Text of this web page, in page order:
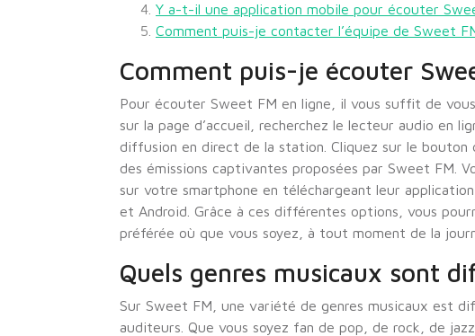
Y a-t-il une application mobile pour écouter
Comment puis-je contacter l’équipe de Sweet
Comment puis-je écouter
Pour écouter Sweet FM en ligne, il vous suffit de
sur la page d’accueil, recherchez le lecteur audio en
diffusion en direct de la station. Cliquez sur le
des émissions captivantes proposées par Sweet FM.
sur votre smartphone en téléchargeant leur
et Android. Grâce à ces différentes options, vous
préférée où que vous soyez, à tout moment de la
Quels genres musicaux sont
Sur Sweet FM, une variété de genres musicaux est
auditeurs. Que vous soyez fan de pop, de rock, de